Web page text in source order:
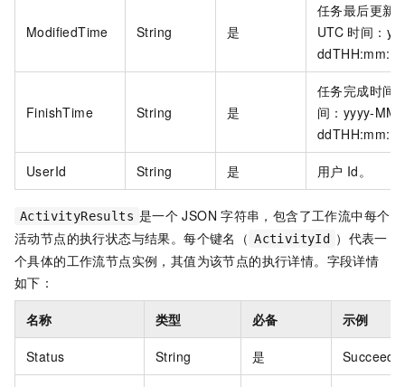
ModifiedTime String 是
任务最后更新
UTC 时间：
FinishTime String 是
任务完成时间
间：yyyy-MM-
UserId String 是 用户 Id。
ActivityResults 是一个 JSON 字符串，包含了工作流中每个
活动节点的执行状态与结果。每个键名（ ActivityId
）代表一
个具体的工作流节点实例，其值为该节点的执行详情。字段详情
如下：
名称 类型 必备 示例
Status String 是 Succeed